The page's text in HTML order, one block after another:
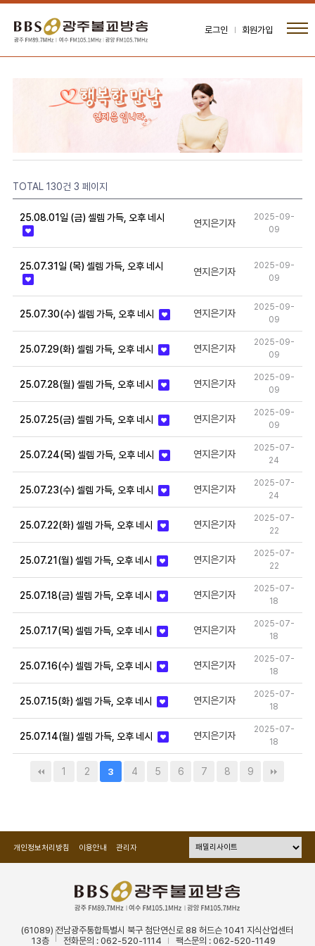
로그인 회원가입
TOTAL 130건 3 페이지
25.08.01일 (금) 셀렘 가득, 오후 네시
연지은기자
2025-09-
09
25.07.31일 (목) 셀렘 가득, 오후 네시
연지은기자
2025-09-
09
25.07.30(수) 셀렘 가득, 오후 네시 연지은기자
2025-09-
09
25.07.29(화) 셀렘 가득, 오후 네시 연지은기자
2025-09-
09
25.07.28(월) 셀렘 가득, 오후 네시 연지은기자
2025-09-
09
25.07.25(금) 셀렘 가득, 오후 네시 연지은기자
2025-09-
09
25.07.24(목) 셀렘 가득, 오후 네시 연지은기자
2025-07-
24
25.07.23(수) 셀렘 가득, 오후 네시 연지은기자
2025-07-
24
25.07.22(화) 셀렘 가득, 오후 네시 연지은기자
2025-07-
22
25.07.21(월) 셀렘 가득, 오후 네시 연지은기자
2025-07-
22
25.07.18(금) 셀렘 가득, 오후 네시 연지은기자
2025-07-
18
25.07.17(목) 셀렘 가득, 오후 네시 연지은기자
2025-07-
18
25.07.16(수) 셀렘 가득, 오후 네시 연지은기자
2025-07-
18
25.07.15(화) 셀렘 가득, 오후 네시 연지은기자
2025-07-
18
25.07.14(월) 셀렘 가득, 오후 네시 연지은기자
2025-07-
18
1 2 3 4 5 6 7 8 9
개인정보처리방침 이용안내 관리자
(61089) 전남광주통합특별시 북구 첨단연신로 88 허드슨 1041 지식산업센터
13층
전화문의 : 062-520-1114 팩스문의 : 062-520-1149